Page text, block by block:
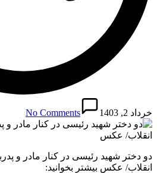
خرداد 2, 1403 No Comments
دو دختر شهید رئیسی در کنار مادر و
انقلاب/ عکس بیشتر بخوانید: